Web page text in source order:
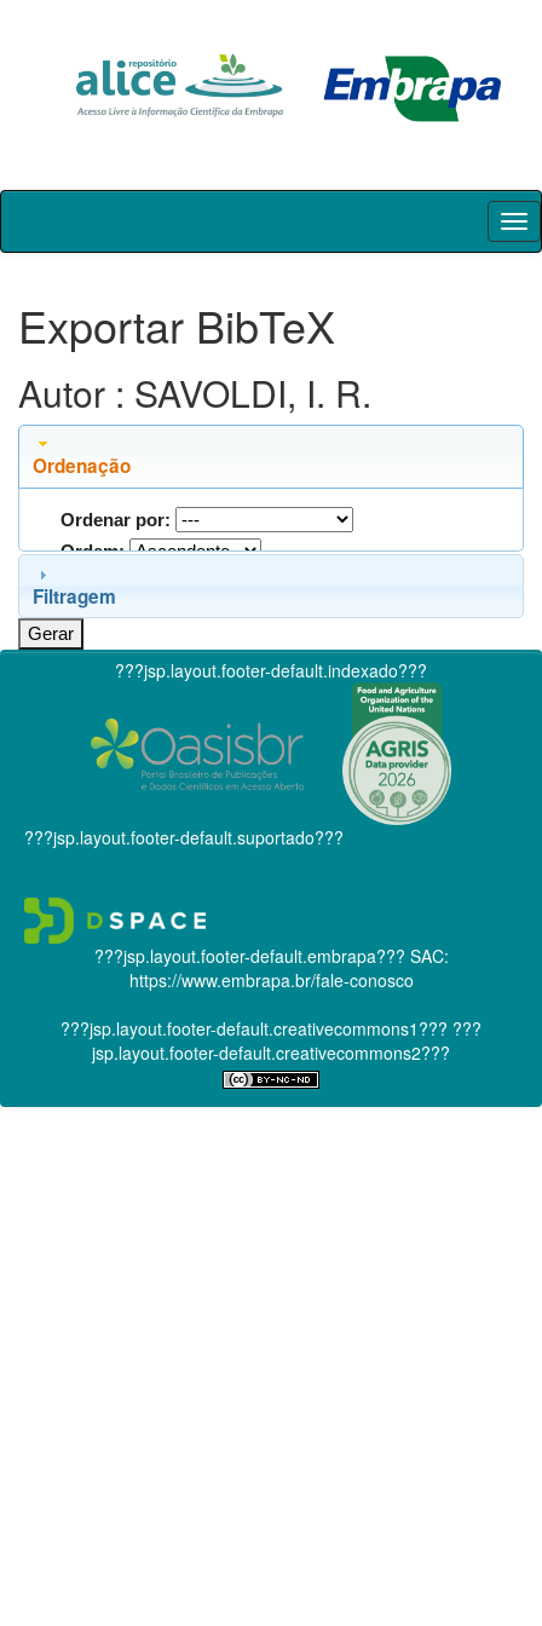
Skip
Exportar BibTeX
Autor : SAVOLDI, I. R.
Ordenação
Ordenar por:
Ordem:
Filtragem
???jsp.layout.footer-default.indexado???
???jsp.layout.footer-default.suportado???
???jsp.layout.footer-default.embrapa??? SAC:
https://www.embrapa.br/fale-conosco
???jsp.layout.footer-default.creativecommons1??? ???
jsp.layout.footer-default.creativecommons2???